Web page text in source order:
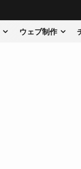
ウェブ制作